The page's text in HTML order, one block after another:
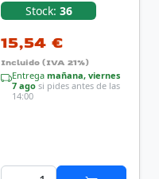
Stock: 36
15,54 €
Incluido (IVA 21%)
Entrega mañana, viernes
7 ago si pides antes de las
14:00